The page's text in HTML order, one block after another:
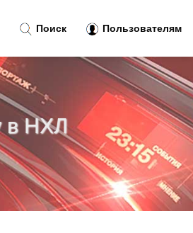
в НХЛ
Поиск Пользователям